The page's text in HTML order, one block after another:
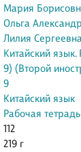
Мария
Ольга
Лилия
Китайский
9) (Второй
9
Китайский язык
Рабочая тетрадь
112
219 г